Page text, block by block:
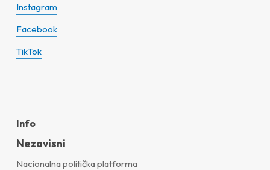
Instagram
Facebook
TikTok
Info
Nezavisni
Nacionalna politička platforma